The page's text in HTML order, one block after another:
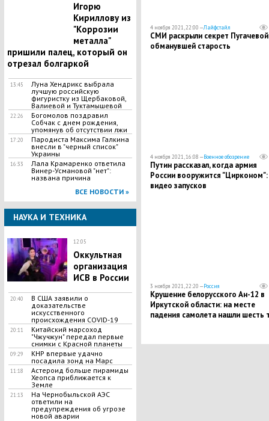
Игорю
Кириллову из
"Коррозии
металла"
пришили палец, который он
отрезал болгаркой
13:45
Луна Хендрикс выбрала
лучшую российскую
фигуристку из Щербаковой,
Валиевой и Туктамышевой
22:26
Богомолов поздравил
Собчак с днем рождения,
упомянув об отсутствии лжи
17:20
Пародиста Максима Галкина
внесли в "черный список"
Украины
16:33
Лала Крамаренко ответила
Винер-Усмановой "нет":
названа причина
ВСЕ НОВОСТИ »
НАУКА И ТЕХНИКА
12:05
Оккультная
организация
ИСВ в России
20:40
В США заявили о
доказательстве
искусственного
происхождения COVID-19
20:11
Китайский марсоход
"Чжучжун" передал первые
снимки с Красной планеты
09:29
КНР впервые удачно
посадила зонд на Марс
11:18
Астероид больше пирамиды
Хеопса приближается к
Земле
21:13
На Чернобыльской АЭС
ответили на
предупреждения об угрозе
новой аварии
4 ноября 2021, 22:00 —Лайфстайл
СМИ раскрыли секрет Пугачевой,
обманувшей старость
4 ноября 2021, 16:08 —Военное обозрение
Путин рассказал, когда армия
России вооружится "Цирконом":
видео запусков
3 ноября 2021, 22:20 —Россия
Крушение белорусского Ан-12 в
Иркутской области: на месте
падения самолета нашли шесть